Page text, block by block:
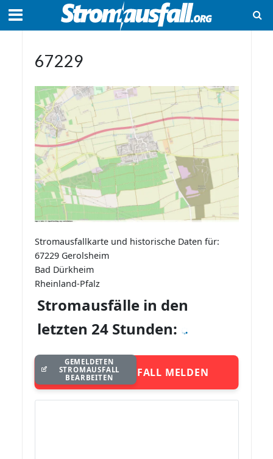
67229
Stromausfallkarte und historische Daten für:
67229 Gerolsheim
Bad Dürkheim
Rheinland-Pfalz
Stromausfälle in den
letzten 24 Stunden:
STROMAUSFALL MELDEN
GEMELDETEN
STROMAUSFALL
BEARBEITEN